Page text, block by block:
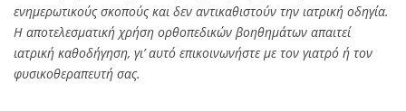
ενημερωτικούς σκοπούς και δεν αντικαθιστούν την ιατρική οδηγία.
Η αποτελεσματική χρήση ορθοπεδικών βοηθημάτων απαιτεί
ιατρική καθοδήγηση, γι’ αυτό επικοινωνήστε με τον γιατρό ή τον
φυσικοθεραπευτή σας.